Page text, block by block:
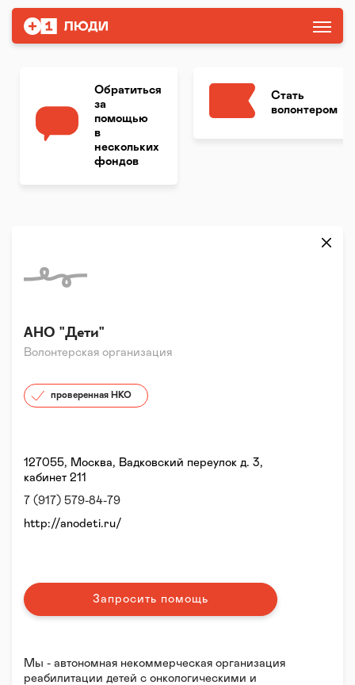
Обратиться
за
помощью
в
нескольких
фондов
Стать
волонтером
Волонтерская организация
АНО "Дети"
проверенная НКО
Мы - автономная некоммерческая организация
реабилитации детей с онкологическими и
127055, Москва, Вадковский переулок д. 3,
кабинет 211
7 (917) 579-84-79
http://anodeti.ru/
Запросить помощь